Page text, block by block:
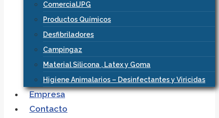
ComercialJPG
Productos Químicos
Desfibriladores
Campingaz
Material Silicona , Latex y Goma
Higiene Animalarios – Desinfectantes y Viricidas
Empresa
Contacto